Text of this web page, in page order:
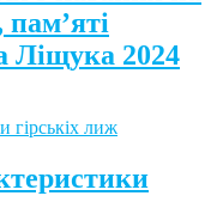
Ліщука 2024